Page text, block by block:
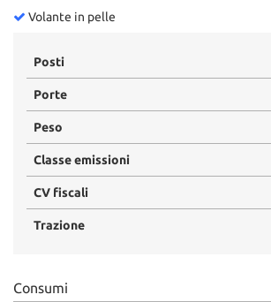
Volante in pelle
Posti
Porte
Peso
Classe emissioni
CV fiscali
Trazione
Consumi